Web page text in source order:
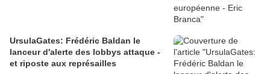
UrsulaGates: Frédéric Baldan le
lanceur d'alerte des lobbys attaque -
et riposte aux représailles